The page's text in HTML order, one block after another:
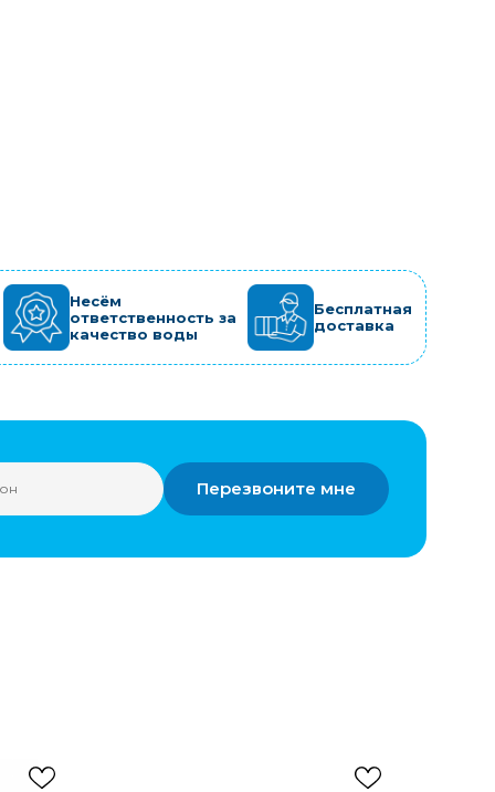
Несём
ответственность за
качество воды
Бесплатная
доставка
Перезвоните мне